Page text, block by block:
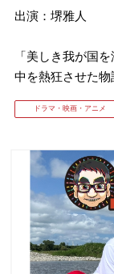
出演：堺雅人
「美しき我が国
中を熱狂させた
ドラマ・映画・アニメ